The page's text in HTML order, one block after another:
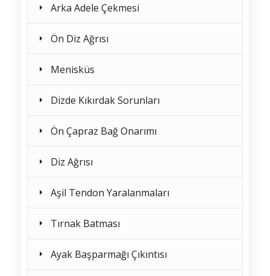
Arka Adele Çekmesi
Ön Diz Ağrısı
Menisküs
Dizde Kıkırdak Sorunları
Ön Çapraz Bağ Onarımı
Diz Ağrısı
Aşil Tendon Yaralanmaları
Tırnak Batması
Ayak Başparmağı Çıkıntısı